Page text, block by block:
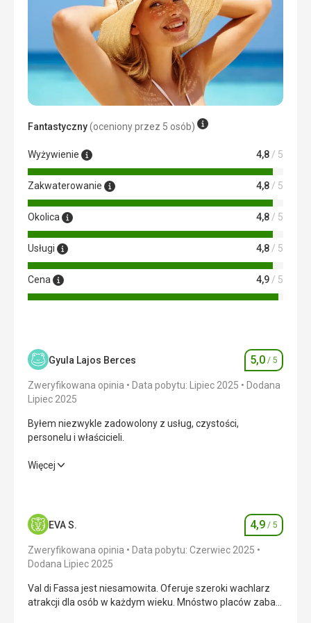
Zakwaterowanie
Zakwaterowanie było ładne, pokoje były przestronne z
balkonem. Wyposażony m.in. w czajnik + kubki, które z
pewnością docenisz wracając ze stoku, w których
będziesz mógł ogrzać się przy filiżance herbaty lub kawy.
Zakwaterowano nas na samej górze, więc umiejętnie
„oczyściliśmy” się z hałasu z korytarzy.
Usługi
Usługi w porządku, miły personel. Pomógł, doradził.
Przyjemną rozrywką była sauna, można było także
zamówić masaże. Chcielibyśmy po prostu silniejszego Wi-
Fi. Na wyższych piętrach i w jadalni była osłabiona i często
traciła przytomność.
Sport
Byliśmy zimą, więc pojechaliśmy na narty. Poza tym w
pobliskich ośrodkach można było pojeździć na sankach
(można wypożyczyć sanki), był nawet tor bobslejowy, tory
biegowe i spacerowe. Ładna okolica, w której każdy
znajdzie coś dla siebie.
Ta recenzja została automatycznie przetłumaczona za
Fantastyczny(oceniony przez 5 osób)
Wyżywienie 4,8 / 5
Zakwaterowanie 4,8 / 5
Okolica 4,8 / 5
Usługi 4,8 / 5
Cena 4,9 / 5
Gyula Lajos Berces Ocena
5,0 / 5
Zweryfikowana opinia Data pobytu: Lipiec 2025
Dodana
Lipiec 2025
Byłem niezwykle zadowolony z usług, czystości,
personelu i właścicieli.
Byłem niezwykle zadowolony z usług, czystości,
Zakwaterowanie 5,0/ 5
Okolica
Usługi 5,0
Więcej
EVA S. Ocena
4,9 / 5
Zweryfikowana opinia
Data pobytu: Czerwiec 2025
Dodana Lipiec 2025
Val di Fassa jest niesamowita. Oferuje szeroki wachlarz
atrakcji dla osób w każdym wieku. Mnóstwo placów zabaw